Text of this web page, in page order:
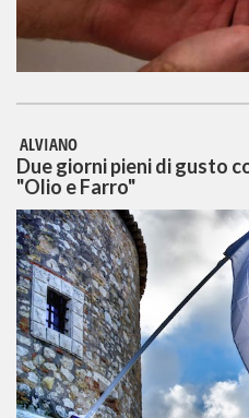
ALVIANO
Due giorni pieni di gusto
"Olio e Farro"